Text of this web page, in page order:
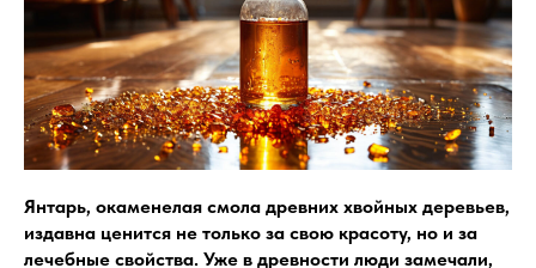
Янтарь, окаменелая смола древних хвойных деревьев,
издавна ценится не только за свою красоту, но и за
лечебные свойства. Уже в древности люди замечали,